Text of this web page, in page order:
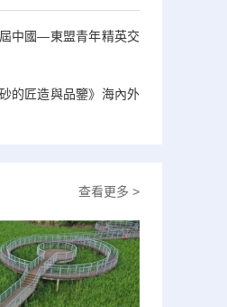
中國—東盟青年精英交
的匠造與品鑒》海內外
查看更多 >